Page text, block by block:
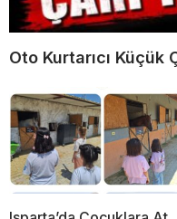
Oto Kurtarıcı Küçük